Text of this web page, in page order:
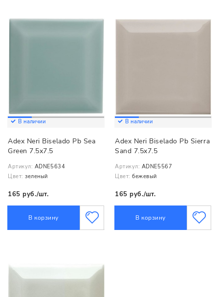
В наличии
Adex Neri Biselado Pb Sea
Green 7.5x7.5
Артикул: ADNE5634
Цвет: зеленый
165 руб./шт.
В корзину
В наличии
Adex Neri Biselado Pb Sierra
Sand 7.5x7.5
Артикул: ADNE5567
Цвет: бежевый
165 руб./шт.
В корзину